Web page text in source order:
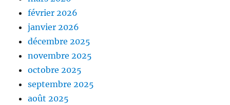
février 2026
janvier 2026
décembre 2025
novembre 2025
octobre 2025
septembre 2025
août 2025